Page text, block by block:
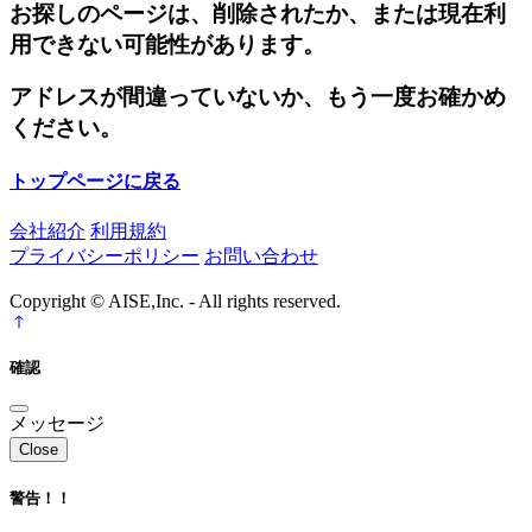
お探しのページは、削除されたか、または現在利
用できない可能性があります。
アドレスが間違っていないか、もう一度お確かめ
ください。
トップページに戻る
会社紹介 利用規約
プライバシーポリシー お問い合わせ
Copyright © AISE,Inc. - All rights reserved.
確認
メッセージ
Close
警告！！